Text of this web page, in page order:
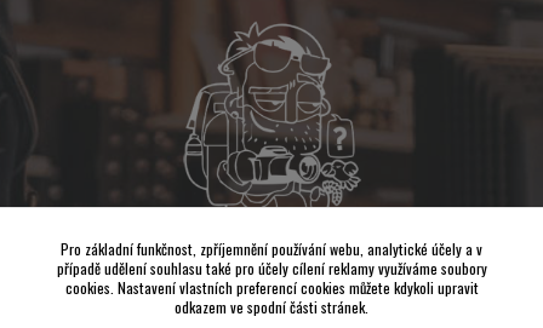
Napište nám a pokusíme se udělat vše, abychom pro Vás sehnali to
nejvhodnější FOTO a VIDEO příslušenství.
Pro základní funkčnost, zpříjemnění používání webu, analytické účely a v
případě udělení souhlasu také pro účely cílení reklamy využíváme soubory
cookies. Nastavení vlastních preferencí cookies můžete kdykoli upravit
odkazem ve spodní části stránek.